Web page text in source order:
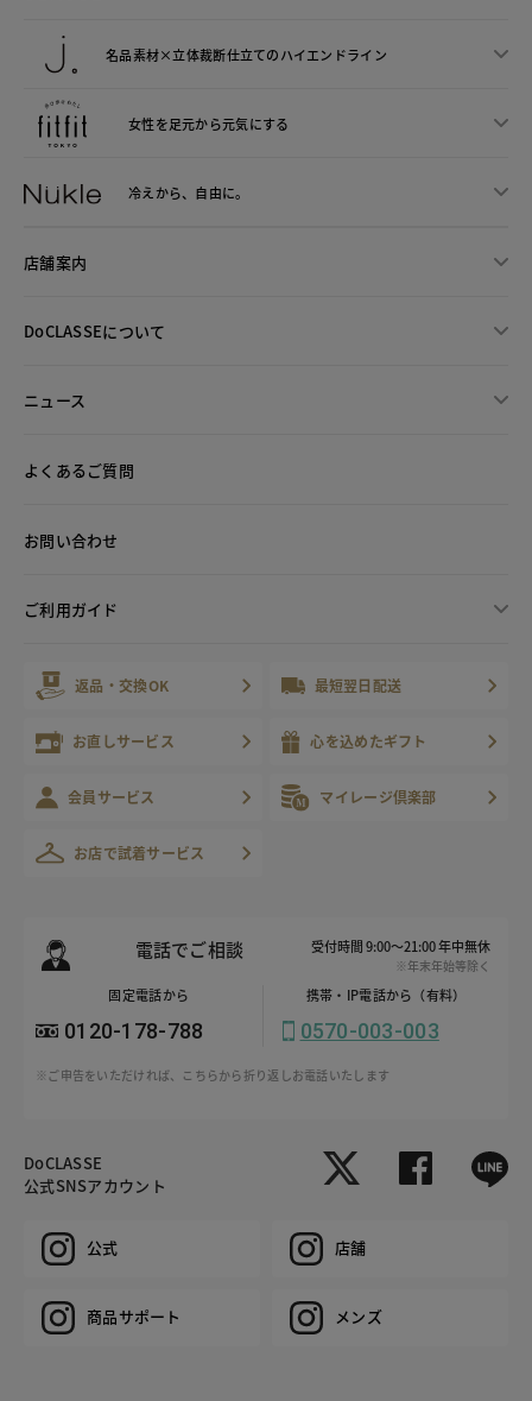
名品素材×立体裁断仕立てのハイエンドライン
女性を足元から元気にする
冷えから、 自由に。
店舗案内
DoCLASSEについて
ニュース
よくあるご質問
お問い合わせ
ご利用ガイド
返品・交換OK 最短翌日配送
お直しサービス 心を込めたギフト
会員サービス マイレージ倶楽部
お店で試着サービス
電話でご相談 受付時間 9:00～21:00 年中無休
※年末年始等除く
固定電話から
0120-178-788
携帯・IP電話から（有料）
0570-003-003
※ご申告をいただければ、こちらから折り返しお電話いたします
DoCLASSE
公式SNSアカウント
公式 店舗
商品サポート メンズ